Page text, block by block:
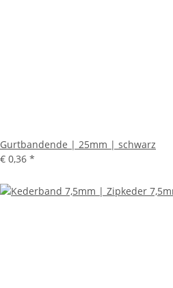
Gurtbandende | 25mm | schwarz
€ 0,36 *